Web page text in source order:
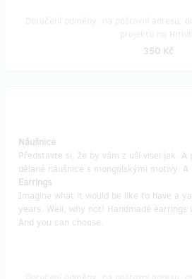
350 Kč
Náušnice
Představte si, že by vám z uší visel jak. A
dělané náušnice s mongolskými motivy.
Earrings
Imagine what it would be like to have a
years. Well, why not! Handmade earrings
And you can choose.